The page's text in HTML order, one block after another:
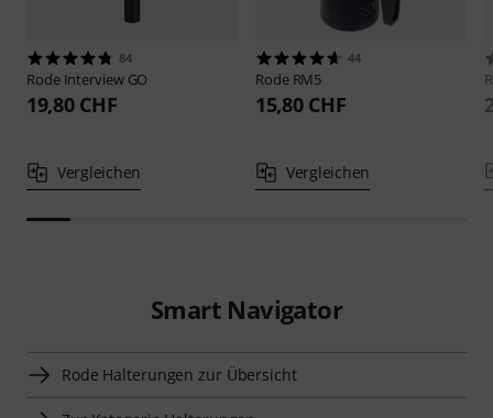
84
Rode Interview GO
19,80 CHF
Vergleichen
44
Rode RM5
15,80 CHF
Vergleichen
Smart Navigator
Rode Halterungen zur Übersicht